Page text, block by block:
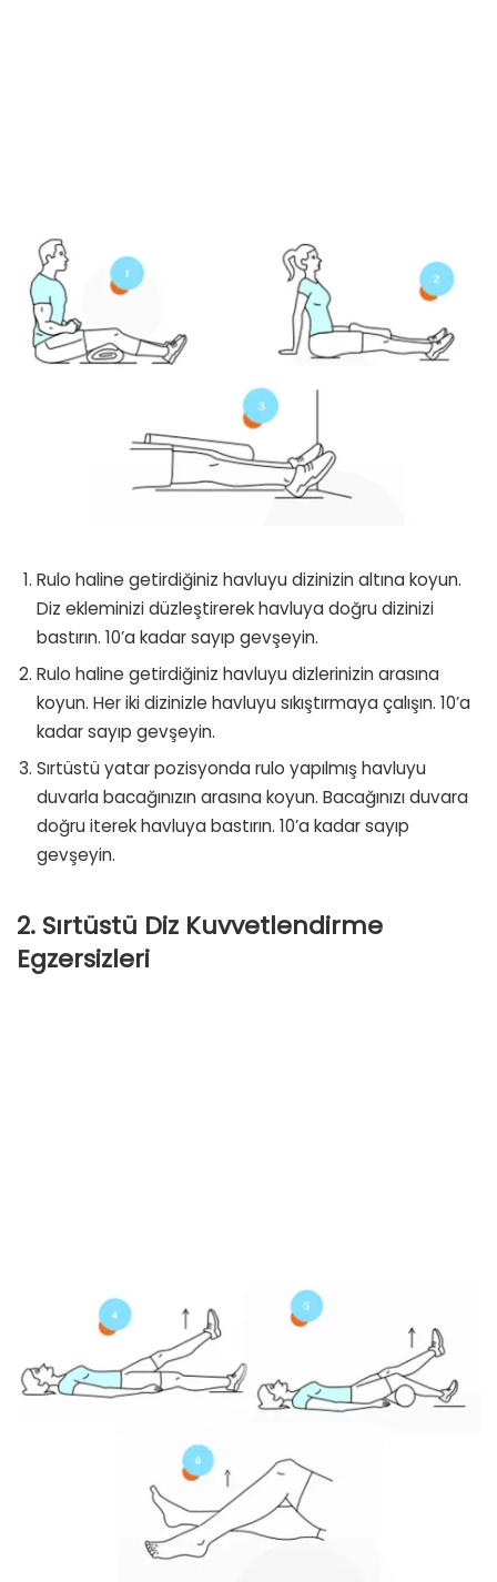
Rulo haline getirdiğiniz havluyu dizinizin altına koyun.
Diz ekleminizi düzleştirerek havluya doğru dizinizi
bastırın. 10’a kadar sayıp gevşeyin.
Rulo haline getirdiğiniz havluyu dizlerinizin arasına
koyun. Her iki dizinizle havluyu sıkıştırmaya çalışın. 10’a
kadar sayıp gevşeyin.
Sırtüstü yatar pozisyonda rulo yapılmış havluyu
duvarla bacağınızın arasına koyun. Bacağınızı duvara
doğru iterek havluya bastırın. 10’a kadar sayıp
gevşeyin.
2. Sırtüstü Diz Kuvvetlendirme
Egzersizleri